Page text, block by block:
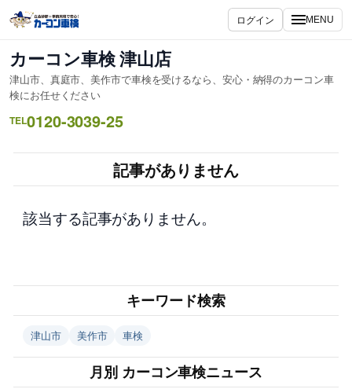
容
ス
キ
ッ
プ
ログイン MENU
カーコン車検 津山店
津山市、真庭市、美作市で車検を受けるなら、安心・納得のカーコン車
検にお任せください
TEL0120-3039-25
記事がありません
該当する記事がありません。
キーワード検索
津山市 美作市 車検
月別 カーコン車検ニュース